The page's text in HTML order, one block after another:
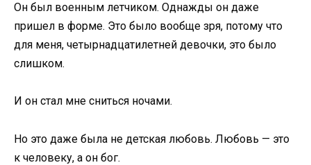
Он был военным летчиком. Однажды он даже
пришел в форме. Это было вообще зря, потому что
для меня, четырнадцатилетней девочки, это было
слишком.
И он стал мне сниться ночами.
Но это даже была не детская любовь. Любовь — это
к человеку, а он бог.